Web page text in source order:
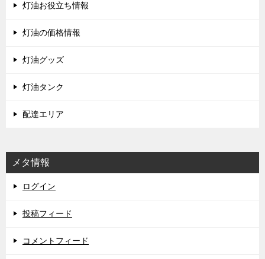
灯油お役立ち情報
灯油の価格情報
灯油グッズ
灯油タンク
配達エリア
メタ情報
ログイン
投稿フィード
コメントフィード